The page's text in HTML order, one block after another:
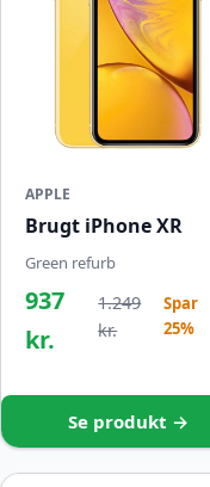
APPLE
Brugt iPhone XR
Green refurb
937
kr.
1.249
kr.
Spar
25%
Se produkt →